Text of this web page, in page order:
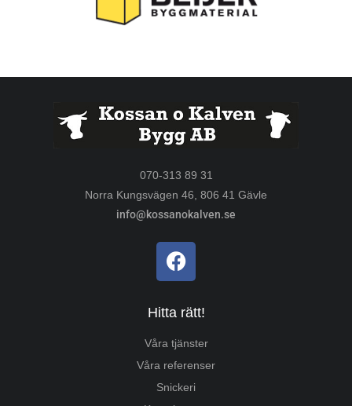
070-313 89 31
Norra Kungsvägen 46, 806 41 Gävle
info@kossanokalven.se
Hitta rätt!
Våra tjänster
Våra referenser
Snickeri